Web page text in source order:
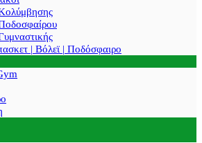
| Βόλεϊ | Ποδόσφαιρο